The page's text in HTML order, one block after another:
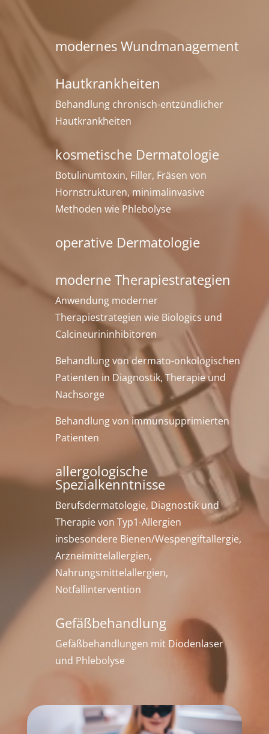
modernes Wundmanagement
Hautkrankheiten
Behandlung chronisch-entzündlicher
Hautkrankheiten
kosmetische Dermatologie
Botulinumtoxin, Filler, Fräsen von
Hornstrukturen, minimalinvasive
Methoden wie Phlebolyse
operative Dermatologie
moderne Therapiestrategien
Anwendung moderner
Therapiestrategien wie Biologics und
Calcineurininhibitoren
Behandlung von dermato-onkologischen
Patienten in Diagnostik, Therapie und
Nachsorge
Behandlung von immunsupprimierten
Patienten
allergologische
Spezialkenntnisse
Berufsdermatologie, Diagnostik und
Therapie von Typ1-Allergien
insbesondere Bienen/Wespengiftallergie,
Arzneimittelallergien,
Nahrungsmittelallergien,
Notfallintervention
Gefäßbehandlung
Gefäßbehandlungen mit Diodenlaser
und Phlebolyse